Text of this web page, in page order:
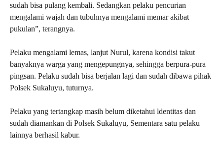
sudah bisa pulang kembali. Sedangkan pelaku pencurian
mengalami wajah dan tubuhnya mengalami memar akibat
pukulan”, terangnya.
Pelaku mengalami lemas, lanjut Nurul, karena kondisi takut
banyaknya warga yang mengepungnya, sehingga berpura-pura
pingsan. Pelaku sudah bisa berjalan lagi dan sudah dibawa pihak
Polsek Sukaluyu, tuturnya.
Pelaku yang tertangkap masih belum diketahui ldentitas dan
sudah diamankan di Polsek Sukaluyu, Sementara satu pelaku
lainnya berhasil kabur.